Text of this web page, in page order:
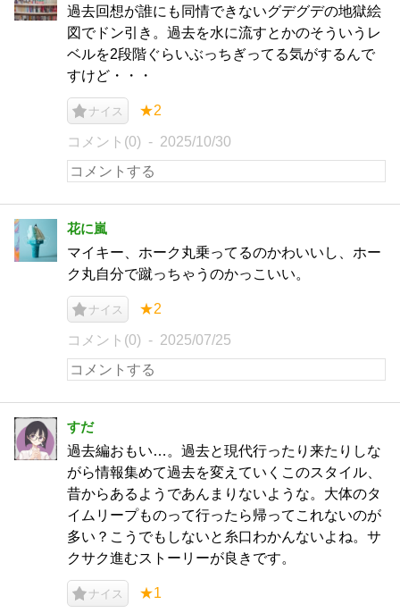
過去回想が誰にも同情できないグデグデの地獄絵
図でドン引き。過去を水に流すとかのそういうレ
ベルを2段階ぐらいぶっちぎってる気がするんで
すけど・・・
ナイス ★2
コメント(0) 2025/10/30
花に嵐
マイキー、ホーク丸乗ってるのかわいいし、ホー
ク丸自分で蹴っちゃうのかっこいい。
ナイス ★2
コメント(0) 2025/07/25
すだ
過去編おもい…。過去と現代行ったり来たりしな
がら情報集めて過去を変えていくこのスタイル、
昔からあるようであんまりないような。大体のタ
イムリープものって行ったら帰ってこれないのが
多い？こうでもしないと糸口わかんないよね。サ
クサク進むストーリーが良きです。
ナイス ★1